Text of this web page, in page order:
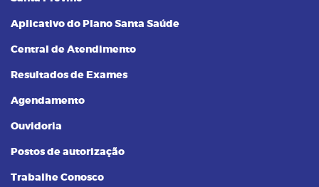
Aplicativo do Plano Santa Saúde
Central de Atendimento
Resultados de Exames
Agendamento
Ouvidoria
Postos de autorização
Trabalhe Conosco